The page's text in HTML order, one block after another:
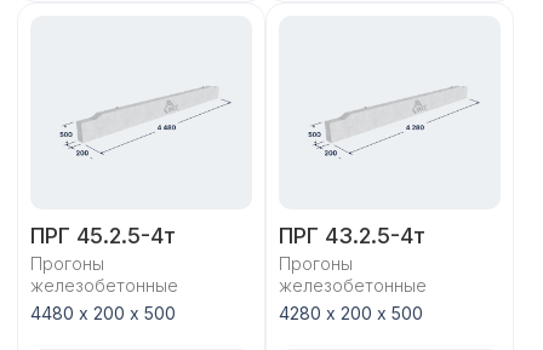
ПРГ 45.2.5-4т
Прогоны
железобетонные
4480 х 200 х 500
ПРГ 43.2.5-4т
Прогоны
железобетонные
4280 х 200 х 500